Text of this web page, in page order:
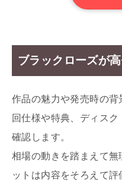
ブラックローズが
作品の魅力や発売時の
回仕様や特典、ディス
確認します。
相場の動きを踏まえて
ットは内容をそろえて評